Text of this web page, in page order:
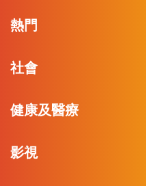
熱門
社會
健康及醫療
影視